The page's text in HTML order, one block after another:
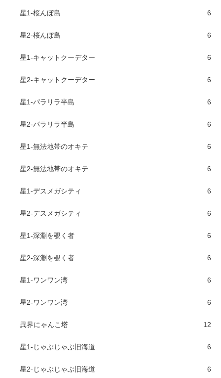
星1-桜んぼ島 6
星2-桜んぼ島 6
星1-キャットクーデター 6
星2-キャットクーデター 6
星1-パラリラ半島 6
星2-パラリラ半島 6
星1-無法地帯のオキテ 6
星2-無法地帯のオキテ 6
星1-デスメガシティ 6
星2-デスメガシティ 6
星1-深淵を覗く者 6
星2-深淵を覗く者 6
星1-ワンワン湾 6
星2-ワンワン湾 6
異界にゃんこ塔 12
星1-じゃぶじゃぶ旧海道 6
星2-じゃぶじゃぶ旧海道 6